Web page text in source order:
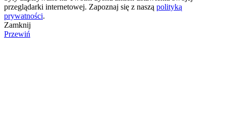
przeglądarki internetowej. Zapoznaj się z naszą polityką
prywatności.
Zamknij
Przewiń